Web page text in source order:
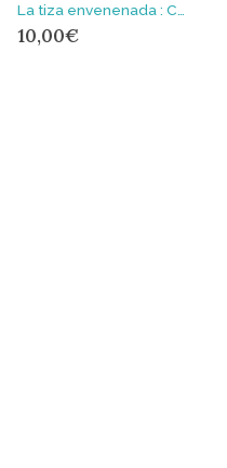
La tiza envenenada : CO-EDUCAR EN TIEMPOS DE COLAPSO Primer manifiesto anti-andragógico
10,00€